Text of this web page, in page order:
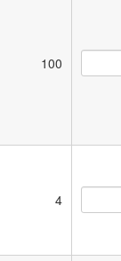
100
4